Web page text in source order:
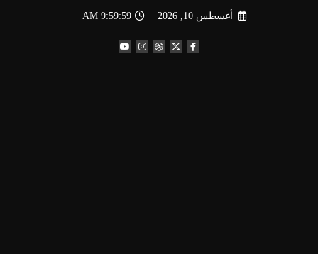
أغسطس 10, 2026 10:00:00 AM